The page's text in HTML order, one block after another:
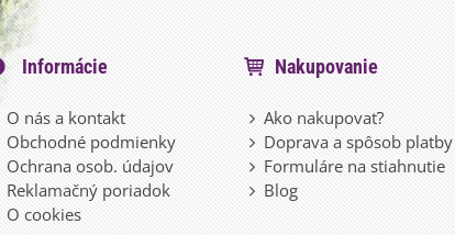
Informácie
O nás a kontakt
Obchodné podmienky
Ochrana osob. údajov
Reklamačný poriadok
O cookies
Nakupovanie
Ako nakupovať?
Doprava a spôsob platby
Formuláre na stiahnutie
Blog